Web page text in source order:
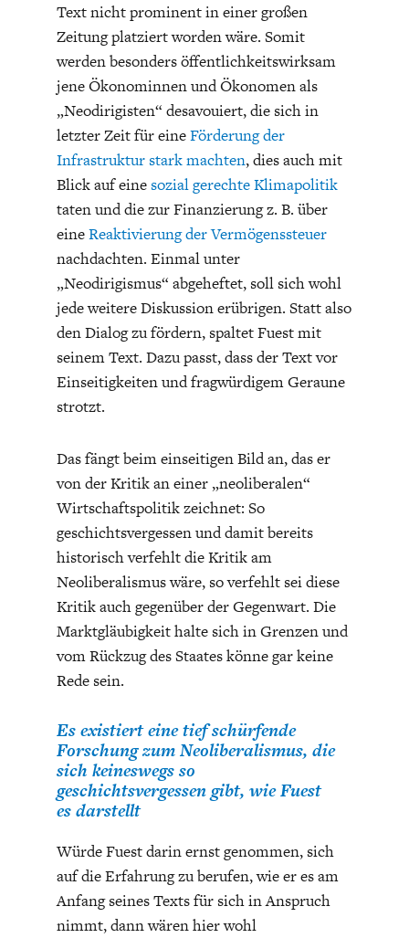
BGE-INFOGRAFIK
USA
WELTWIRTSCHAFT
Text nicht prominent in einer großen
Zeitung platziert worden wäre. Somit
werden besonders öffentlichkeitswirksam
jene Ökonominnen und Ökonomen als
„Neodirigisten“ desavouiert, die sich in
letzter Zeit für eineFörderung der
Infrastruktur stark machten, dies auch mit
Blick auf einesozial gerechte Klimapolitik
taten und die zur Finanzierung z. B. über
eineReaktivierung der Vermögenssteuer
nachdachten. Einmal unter
„Neodirigismus“ abgeheftet, soll sich wohl
jede weitere Diskussion erübrigen. Statt also
den Dialog zu fördern, spaltet Fuest mit
seinem Text. Dazu passt, dass der Text vor
Einseitigkeiten und fragwürdigem Geraune
strotzt.
Das fängt beim einseitigen Bild an, das er
von der Kritik an einer „neoliberalen“
Wirtschaftspolitik zeichnet: So
geschichtsvergessen und damit bereits
historisch verfehlt die Kritik am
Neoliberalismus wäre, so verfehlt sei diese
Kritik auch gegenüber der Gegenwart. Die
Marktgläubigkeit halte sich in Grenzen und
vom Rückzug des Staates könne gar keine
Rede sein.
Es existiert eine tief schürfende
Forschung zum Neoliberalismus, die
sich keineswegs so
geschichtsvergessen gibt, wie Fuest
es darstellt
Würde Fuest darin ernst genommen, sich
auf die Erfahrung zu berufen, wie er es am
Anfang seines Texts für sich in Anspruch
nimmt, dann wären hier wohl